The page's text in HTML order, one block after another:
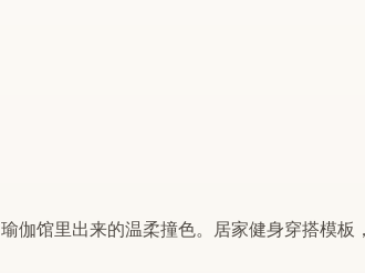
瑜伽馆里出来的温柔撞色。居家健身穿搭模板